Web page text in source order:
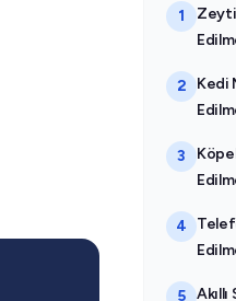
1
2
Kedi
3
4
5